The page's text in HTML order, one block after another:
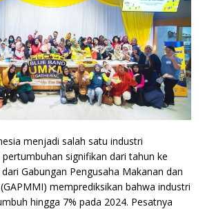
menjadi salah satu industri
signifikan dari tahun ke
Gabungan Pengusaha Makanan dan
memprediksikan bahwa industri
hingga 7% pada 2024. Pesatnya